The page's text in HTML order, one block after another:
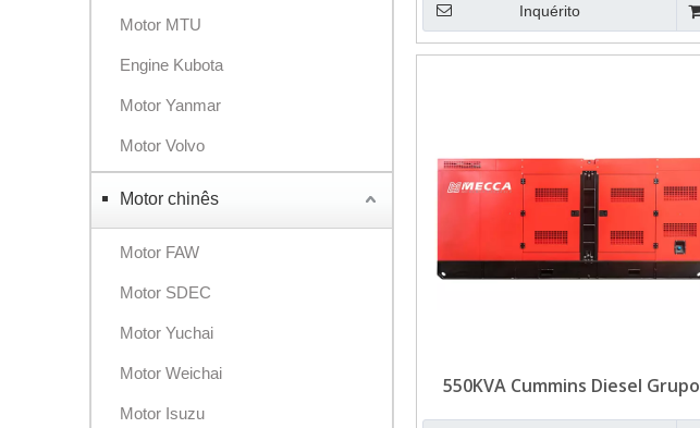
Motor MTU
Engine Kubota
Motor Yanmar
Motor Volvo
Motor chinês
Motor FAW
Motor SDEC
Motor Yuchai
Motor Weichai
Motor Isuzu
Inquérito
550KVA Cummins Diesel Grupo
Gerador Standby